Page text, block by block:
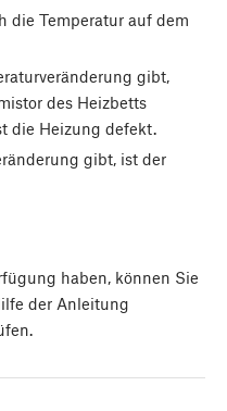
die Temperatur auf dem
gibt,
des Heizbetts
die Heizung defekt.
gibt, ist der
haben, können Sie
der Anleitung